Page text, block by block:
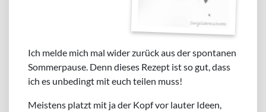
Ich melde mich mal wider zurück aus der spontanen
Sommerpause. Denn dieses Rezept ist so gut, dass
ich es unbedingt mit euch teilen muss!
Meistens platzt mit ja der Kopf vor lauter Ideen,